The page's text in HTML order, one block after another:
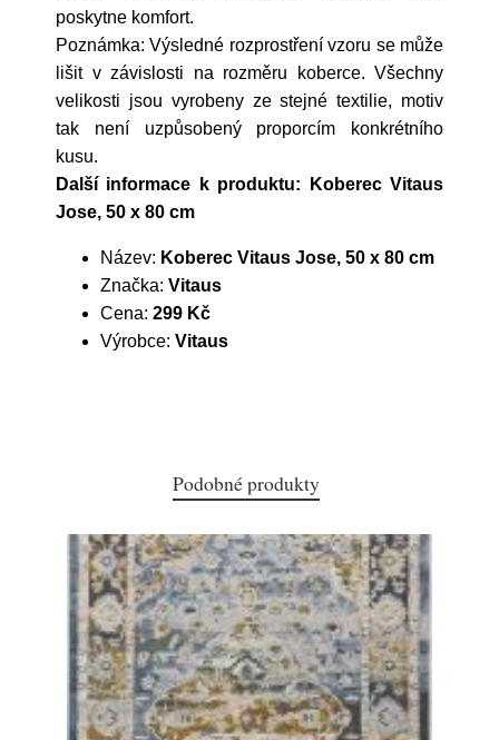
poskytne komfort.
Poznámka: Výsledné rozprostření vzoru se může
lišit v závislosti na rozměru koberce. Všechny
velikosti jsou vyrobeny ze stejné textilie, motiv
tak není uzpůsobený proporcím konkrétního
kusu.
Další informace k produktu: Koberec Vitaus
Jose, 50 x 80 cm
Název: Koberec Vitaus Jose, 50 x 80 cm
Značka: Vitaus
Cena: 299 Kč
Výrobce: Vitaus
Podobné produkty